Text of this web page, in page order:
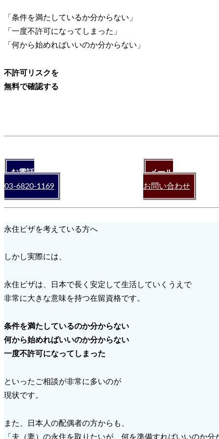
「条件を満たしているか分からない」
「一度不許可になってしまった」
「何から始めればいいのか分からない」
不許可リスクを
無料で確認する
お電話
03-6820-1169
メール
お問い合わせ
永住ビザを考えている方へ
しかし実際には、
永住ビザは、日本で長く安定して生活していくうえで
非常に大きな意味を持つ在留資格です。
条件を満たしているのか分からない
何から始めればいいのか分からない
一度不許可になってしまった
といったご相談が非常に多いのが
現状です。
また、日本人の配偶者の方からも、
「夫（妻）の永住を取りたいが、何を準備すればいいのか分